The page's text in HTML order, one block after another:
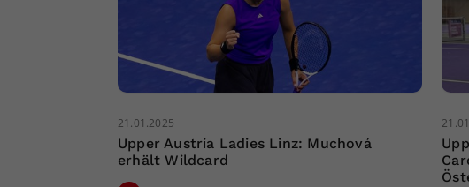
21.01.2025
Upper Austria Ladies Linz: Muchová
erhält Wildcard